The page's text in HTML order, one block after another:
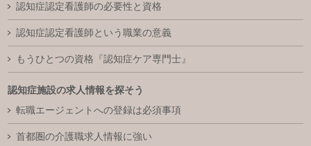
認知症認定看護師の必要性と資格
認知症認定看護師という職業の意義
もうひとつの資格『認知症ケア専門士』
認知症施設の求人情報を探そう
転職エージェントへの登録は必須事項
首都圏の介護職求人情報に強い